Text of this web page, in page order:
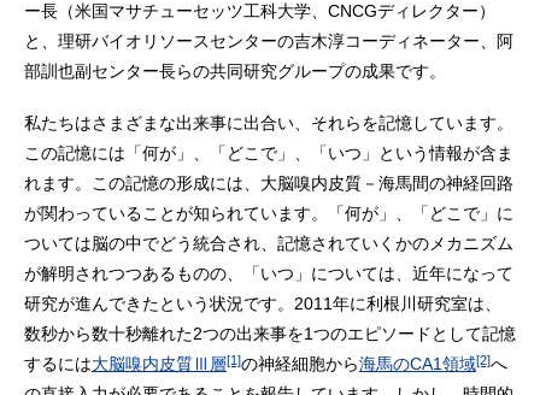
ー長（米国マサチューセッツ工科大学、CNCGディレクター）
と、理研バイオリソースセンターの吉木淳コーディネーター、阿
部訓也副センター長らの共同研究グループの成果です。
私たちはさまざまな出来事に出合い、それらを記憶しています。
この記憶には「何が」、「どこで」、「いつ」という情報が含ま
れます。この記憶の形成には、大脳嗅内皮質－海馬間の神経回路
が関わっていることが知られています。「何が」、「どこで」に
ついては脳の中でどう統合され、記憶されていくかのメカニズム
が解明されつつあるものの、「いつ」については、近年になって
研究が進んできたという状況です。2011年に利根川研究室は、
数秒から数十秒離れた2つの出来事を1つのエピソードとして記憶
するには大脳嗅内皮質Ⅲ層[1]の神経細胞から海馬のCA1領域[2]へ